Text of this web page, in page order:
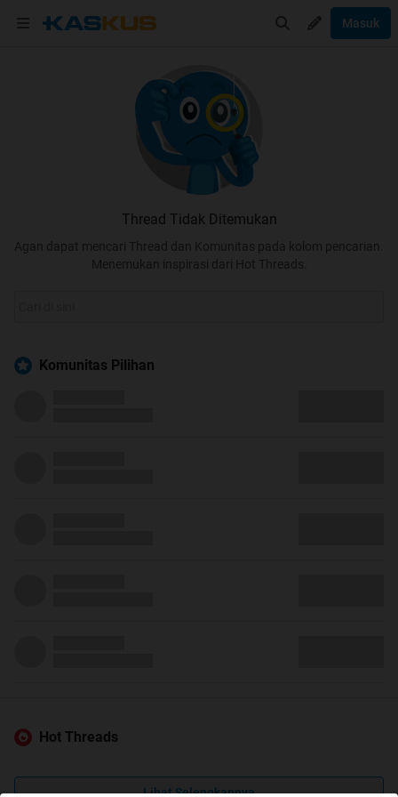
Masuk
Thread Tidak Ditemukan
Agan dapat mencari Thread dan Komunitas pada kolom pencarian.
Menemukan inspirasi dari Hot Threads.
Komunitas Pilihan
Hot Threads
Lihat Selengkapnya